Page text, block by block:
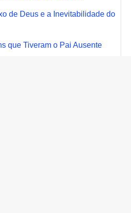
de Deus e a Inevitabilidade do
que Tiveram o Pai Ausente